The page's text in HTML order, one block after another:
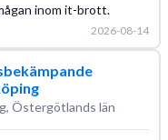
inom it-brott.
2026-08-14
Östergötlands län